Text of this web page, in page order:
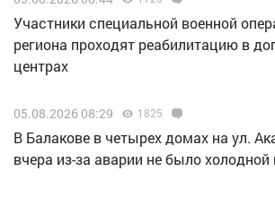
Участники специальной военной
региона проходят реабилитацию в
центрах
05.08.2026 08:29 1825
В Балакове в четырех домах на ул.
вчера из-за аварии не было